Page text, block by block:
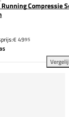
Sokken Heren
Running Compressie
€ 4995
95